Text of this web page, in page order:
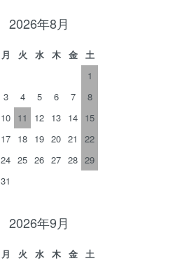
2026年8月
月 火 水 木 金
土
1
3 4 5 6 7
8
10 11 12 13 14 15
17 18 19 20 21
22
24 25 26 27 28 29
31
2026年9月
月 火 水 木 金
土